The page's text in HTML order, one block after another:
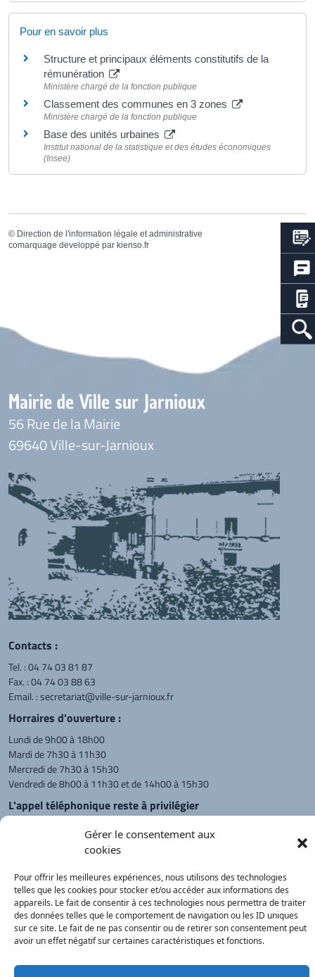
Gérer le consentement aux
cookies
Pour offrir les meilleures expériences, nous utilisons des technologies
telles que les cookies pour stocker et/ou accéder aux informations des
appareils. Le fait de consentir à ces technologies nous permettra de traiter
des données telles que le comportement de navigation ou les ID uniques
sur ce site. Le fait de ne pas consentir ou de retirer son consentement peut
avoir un effet négatif sur certaines caractéristiques et fonctions.
Pour en savoir plus
Structure et principaux éléments constitutifs de la
rémunération
Ministère chargé de la fonction publique
Classement des communes en 3 zones
Ministère chargé de la fonction publique
Base des unités urbaines
Institut national de la statistique et des études économiques
(Insee)
© Direction de l'information légale et administrative
comarquage developpé par kienso.fr
Mairie de Ville sur Jarnioux
56 Rue de la Mairie
69640 Ville-sur-Jarnioux
Contacts :
Tel. :04 74 03 81 87
Fax. : 04 74 03 88 63
Email. :secretariat@ville-sur-jarnioux.fr
Horraires d'ouverture :
Lundi de 9h00 à 18h00
Mardi de 7h30 à 11h30
Mercredi de 7h30 à 15h30
Vendredi de 8h00 à 11h30 et de 14h00 à 15h30
L'appel téléphonique reste à privilégier
Monsieur le Maire et les adjoints
reçoivent sur rendez-vous.
Retour à l'accueil Actualités PanneauPocket Recherche
Démarches
Service Public
Contacts
légales
Plan du site
®onimajine.com